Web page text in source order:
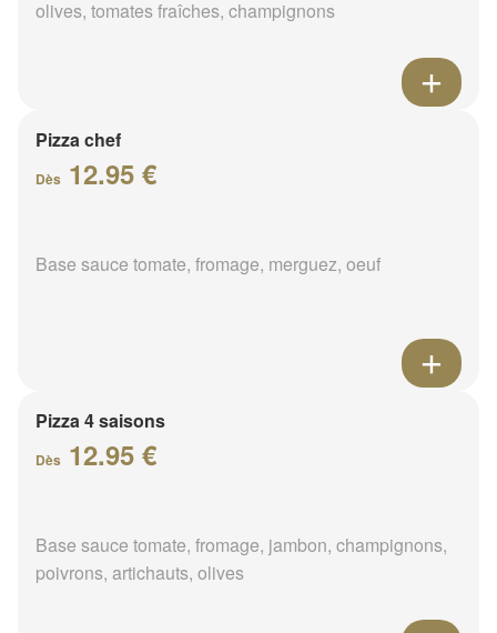
olives, tomates fraîches, champignons
Pizza chef
Dès 12.95 €
Base sauce tomate, fromage, merguez, oeuf
Pizza 4 saisons
Dès 12.95 €
Base sauce tomate, fromage, jambon, champignons,
poivrons, artichauts, olives